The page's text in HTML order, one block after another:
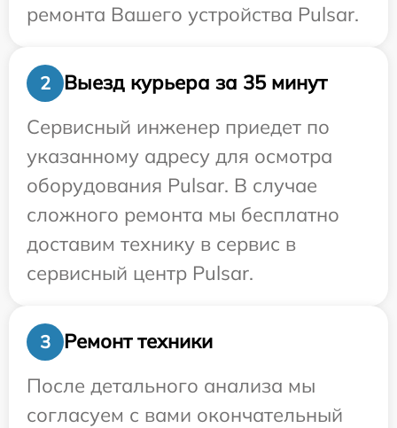
ремонта Вашего устройства Pulsar.
2
Выезд курьера за 35 минут
Сервисный инженер приедет по
указанному адресу для осмотра
оборудования Pulsar. В случае
сложного ремонта мы бесплатно
доставим технику в сервис в
сервисный центр Pulsar.
3
Ремонт техники
После детального анализа мы
согласуем с вами окончательный